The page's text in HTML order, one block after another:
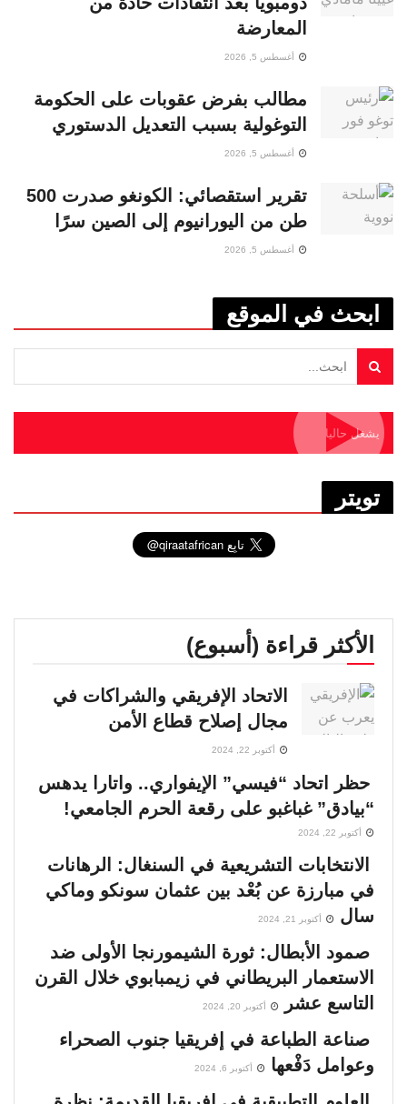
المعارضة
أغسطس 5, 2026
مطالب بفرض عقوبات على الحكومة
التوغولية بسبب التعديل الدستوري
أغسطس 5, 2026
تقرير استقصائي: الكونغو صدرت 500
طن من اليورانيوم إلى الصين سرًا
أغسطس 5, 2026
ابحث في الموقع
يشغل حاليا
تويتر
الأكثر قراءة (أسبوع)
الاتحاد الإفريقي والشراكات في
مجال إصلاح قطاع الأمن
أكتوبر 22, 2024
حظر اتحاد “فيسي” الإيفواري.. واتارا يدهس
“بيادق” غباغبو على رقعة الحرم الجامعي!
أكتوبر 22, 2024
الانتخابات التشريعية في السنغال: الرهانات
في مبارزة عن بُعْد بين عثمان سونكو وماكي
سال
أكتوبر 21, 2024
صمود الأبطال: ثورة الشيمورنجا الأولى ضد
الاستعمار البريطاني في زيمبابوي خلال القرن
التاسع عشر
أكتوبر 20, 2024
صناعة الطباعة في إفريقيا جنوب الصحراء
وعوامل دَفْعها
أكتوبر 6, 2024